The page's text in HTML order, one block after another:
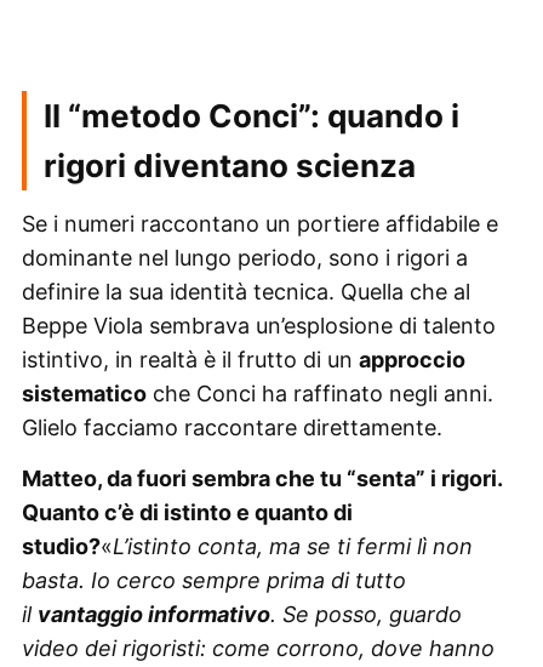
Il “metodo Conci”: quando i
rigori diventano scienza
Se i numeri raccontano un portiere affidabile e
dominante nel lungo periodo, sono i rigori a
definire la sua identità tecnica. Quella che al
Beppe Viola sembrava un’esplosione di talento
istintivo, in realtà è il frutto di un approccio
sistematicoche Conci ha raffinato negli anni.
Glielo facciamo raccontare direttamente.
Matteo, da fuori sembra che tu “senta” i rigori.
Quanto c’è di istinto e quanto di
studio?«L’istinto conta, ma se ti fermi lì non
basta. Io cerco sempre prima di tutto
il vantaggio informativo. Se posso, guardo
video dei rigoristi: come corrono, dove hanno